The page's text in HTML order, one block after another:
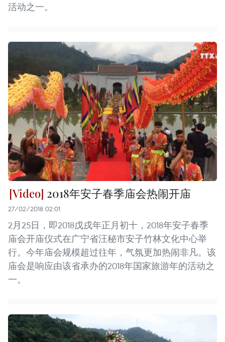
活动之一。
2018年安子春季庙会热闹开庙
27/02/2018 02:01
2月25日，即2018戊戌年正月初十，2018年安子春季
庙会开庙仪式在广宁省汪秘市安子竹林文化中心举
行。今年庙会规模超过往年，气氛更加热闹非凡。该
庙会是响应由该省承办的2018年国家旅游年的活动之
一。